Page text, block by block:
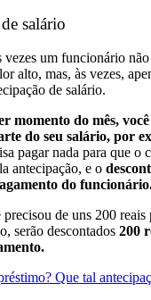
salário
vezes um funcionário
alto, mas, às vezes,
de salário.
momento do mês,
do seu salário, por
pagar nada para que o
antecipação, e o
do
de uns 200 reais
serão descontados 200
Que tal